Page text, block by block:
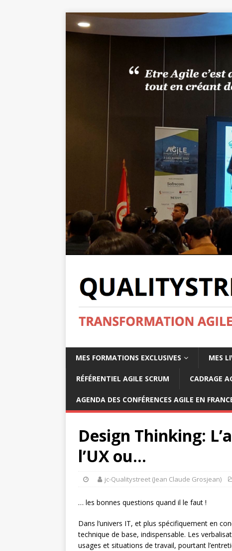
MES FORMATIONS EXCLUSIVES MES
RÉFÉRENTIEL AGILE SCRUM CADRAGE
AGENDA DES CONFÉRENCES AGILE EN
Design Thinking:
l’UX ou…
jc-Qualitystreet (Jean Claude Grosjean)
… les bonnes questions quand il le faut !
Dans l’univers IT, et plus spécifiquement en
technique de base, indispensable. Les
usages et situations de travail, pourtant